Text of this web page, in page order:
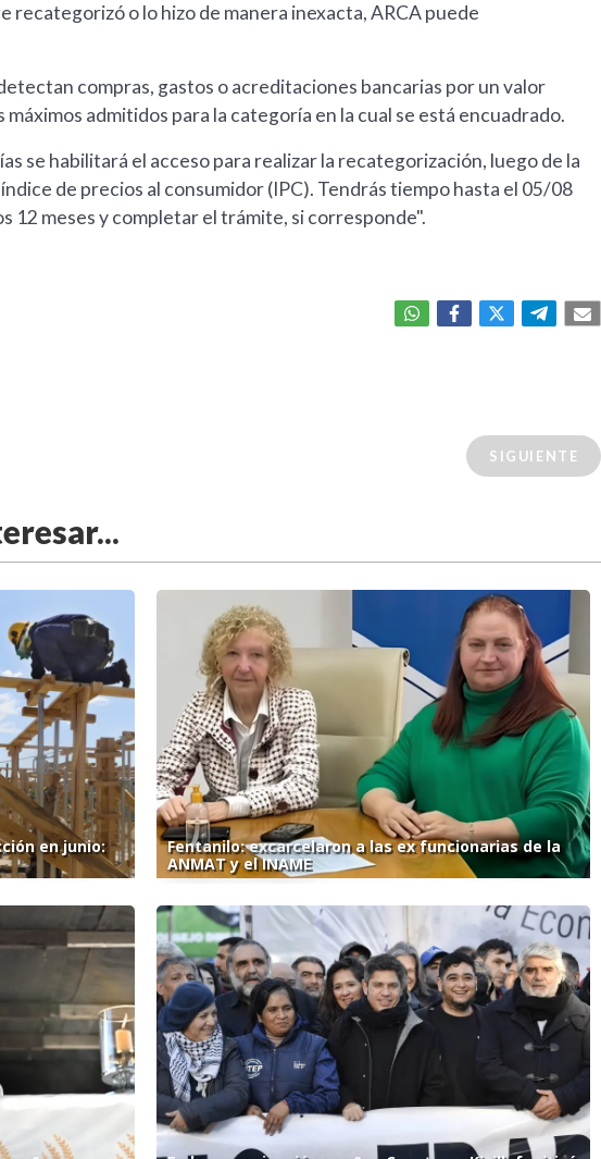
recategorizó o lo hizo de manera inexacta, ARCA puede
compras, gastos o acreditaciones bancarias por un valor
admitidos para la categoría en la cual se está encuadrado.
se habilitará el acceso para realizar la recategorización, luego de la
de precios al consumidor (IPC). Tendrás tiempo hasta el 05/08
12 meses y completar el trámite, si corresponde".
SIGUIENTE
en junio:
Fentanilo: excarcelaron a las ex funcionarias de la
ANMAT y el INAME